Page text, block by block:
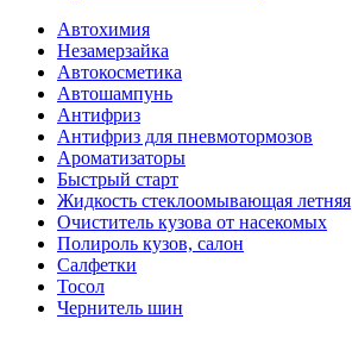
Автохимия
Незамерзайка
Автокосметика
Автошампунь
Антифриз
Антифриз для пневмотормозов
Ароматизаторы
Быстрый старт
Жидкость стеклоомывающая летняя
Очиститель кузова от насекомых
Полироль кузов, салон
Салфетки
Тосол
Чернитель шин